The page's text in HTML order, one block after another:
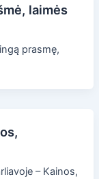
laimės
prasmę,
– Kainos,